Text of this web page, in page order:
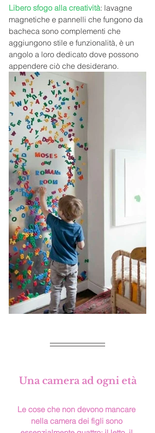
Libero sfogo alla creatività: lavagne
magnetiche e pannelli che fungono da
bacheca sono complementi che
aggiungono stile e funzionalità, è un
angolo a loro dedicato dove possono
appendere ciò che desiderano.
Una camera ad ogni età
Le cose che non devono mancare
nella camera dei figli sono